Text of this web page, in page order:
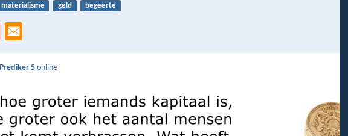
materialisme geld begeerte
Prediker 5 online